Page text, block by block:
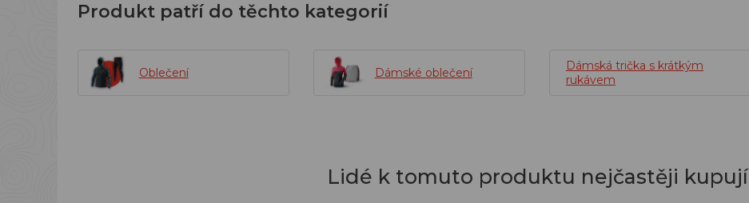
Produkt patří do těchto kategorií
Oblečení Dámské oblečení
Dámská trička s krátkým
rukávem
Lidé k tomuto produktu nejčastěji kupují